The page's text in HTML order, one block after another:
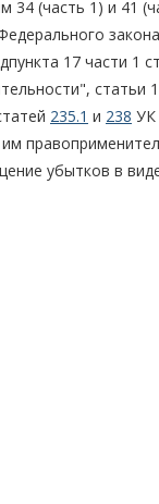
(часть 1) и 41
17 части 1
статьи
235.1 и 238 УК
убытков в